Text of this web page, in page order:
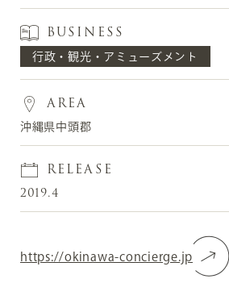
BUSINESS
行政・観光・アミューズメント
AREA
沖縄県中頭郡
RELEASE
2019.4
https://okinawa-concierge.jp